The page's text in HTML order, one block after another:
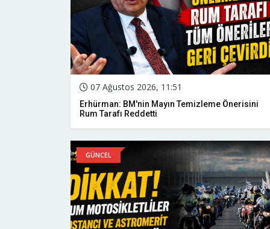
07 Ağustos 2026, 11:51
Erhürman: BM'nin Mayın Temizleme Önerisini
Rum Tarafı Reddetti
GÜNCEL